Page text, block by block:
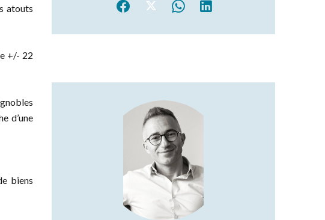
atouts
+/- 22
d’une
biens